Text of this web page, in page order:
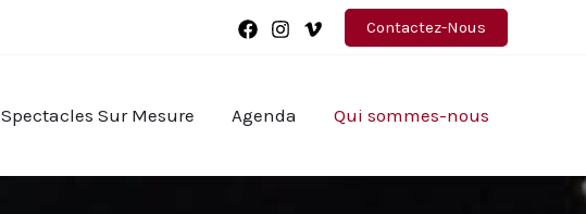
Contactez-Nous
Spectacles Sur Mesure Agenda Qui sommes-nous